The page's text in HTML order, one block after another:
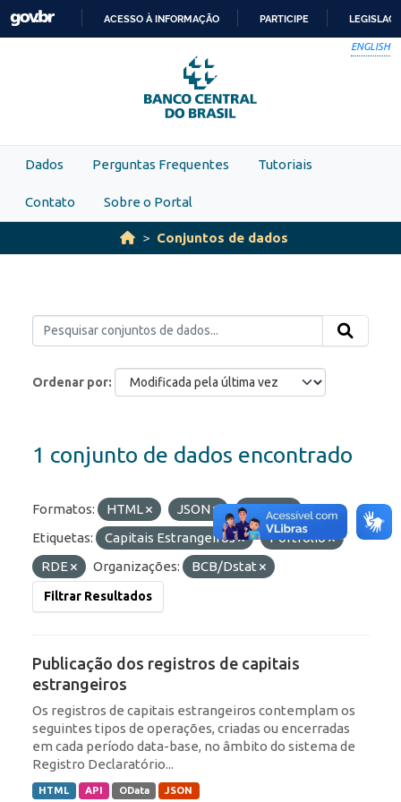
Skip to main content
PARA
O
CONTEÚDO
ACESSO À INFORMAÇÃO PARTICIPE
ENGLISH
Dados Perguntas Frequentes Tutoriais
Contato Sobre o Portal
Conjuntos de dados
Ordenar por
1 conjunto de dados encontrado
Formatos: HTML JSON
OData
Etiquetas:
Capitais Estrangeiros
Portfólio
RDE
Organizações: BCB/Dstat
Filtrar Resultados
Publicação dos registros de capitais
estrangeiros
Os registros de capitais estrangeiros contemplam os
seguintes tipos de operações, criadas ou encerradas
em cada período data-base, no âmbito do sistema de
Registro Declaratório...
HTML API OData JSON